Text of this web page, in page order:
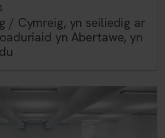
/ Cymreig, yn seiliedig ar
yn Abertawe, yn